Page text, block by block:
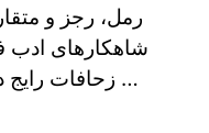
رمل، رجز و
شاهکارهای ادب
زحافات رایج در این بحور و تاثیر آن‌ها بر …